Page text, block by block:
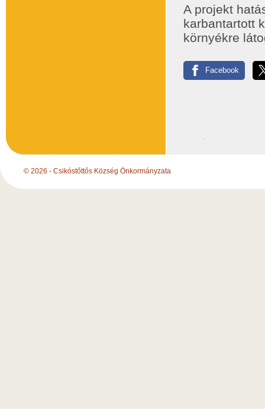
A projekt
karbantartott
környékre
Facebook
© 2026 - Csikóstőttős Község Önkormányzata